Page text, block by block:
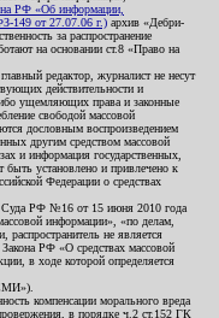
РФ «Об информации,
149 от 27.07.06 г.) архив «Дебри-
за распространение
на основании ст.8 «Право на
редактор, журналист не несут
действительности и
ущемляющих права и законные
свободой массовой
дословным воспроизведением
другим средством массовой
и информация государственных,
быть установлено и привлечено к
Федерации о средствах
Суда РФ №16 от 15 июня 2010 года
информации», «по делам,
не является
РФ «О средствах массовой
в ходе которой определяется
компенсации морального вреда
в порядке ч.2 ст.152 ГК